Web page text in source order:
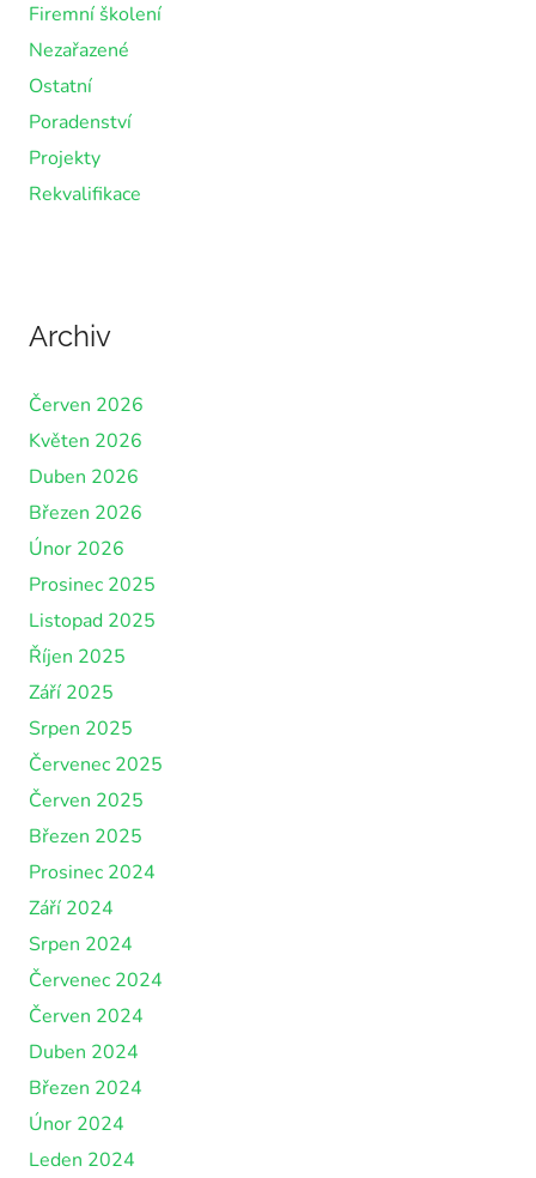
Firemní školení
Nezařazené
Ostatní
Poradenství
Projekty
Rekvalifikace
Archiv
Červen 2026
Květen 2026
Duben 2026
Březen 2026
Únor 2026
Prosinec 2025
Listopad 2025
Říjen 2025
Září 2025
Srpen 2025
Červenec 2025
Červen 2025
Březen 2025
Prosinec 2024
Září 2024
Srpen 2024
Červenec 2024
Červen 2024
Duben 2024
Březen 2024
Únor 2024
Leden 2024